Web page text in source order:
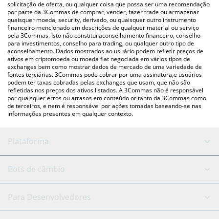
para verificar o último preço de Bitcat nas principais moedas fiat
e criptográficas.
solicitação de oferta, ou qualquer coisa que possa ser uma recomendação
por parte da 3Commas de comprar, vender, fazer trade ou armazenar
quaisquer moeda, security, derivado, ou quaisquer outro instrumento
financeiro mencionado em descrições de qualquer material ou serviço
pela 3Commas. Isto não constitui aconselhamento financeiro, conselho
para investimentos, conselho para trading, ou qualquer outro tipo de
aconselhamento. Dados mostrados ao usuário podem refletir preços de
ativos em criptomoeda ou moeda fiat negociada em vários tipos de
exchanges bem como mostrar dados de mercado de uma variedade de
fontes terciárias. 3Commas pode cobrar por uma assinatura,e usuários
podem ter taxas cobradas pelas exchanges que usam, que não são
refletidas nos preços dos ativos listados. A 3Commas não é responsável
por quaisquer erros ou atrasos em conteúdo or tanto da 3Commas como
de terceiros, e nem é responsável por ações tomadas baseando-se nas
informações presentes em qualquer contexto.
Plataforma
Bot GRID
Signal Bot
Assistente de IA
Bots de câmbio
Binance
Para Desenvolvedores